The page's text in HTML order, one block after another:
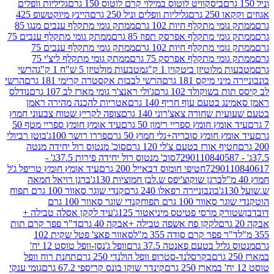
ביסקוויט לוטוס במילוי קרם לוטוס 150 גרם
גליליות וופלים
גרם
גליליות וופלים וניל 250 גרם
היינץ מיוקטשופ 425
מתקלף חיות 102 גרם
ממתק גומי מתקלף ענבים מנגו 85
מתקלף אפרסק תפוז 85 גרם
ממתק גומי מתקלף ענבים 75
מתקלף חיות 102 גרם
ממתק גומי מתקלף ענבים 75
מתקלף אפרסק 75 גרם
ממתק גומי מתקלף ליצ'י 75
ביטקוין 1 ק"ג
מטבעות מולטיזן 5 ש"ח 1 ק"ג
הרשי
מיקס 181 גרם
הרשי לבבות אקסטרה קרימי 181 גרם
הרשי
102 גרם
ג'ולי ראנצ'ר גומי מארז לב 107 גרם
נודלס
עוף חריף 140 גרם
אטריות להכנה מהירה ראמן
שחורה צאצ'רוני 140 גרם
צופה לקריץ שטוח צבעוני חמוץ
חומץ ספריי רימון 50 גרם
עיד אומץ חומץ ספריי מטף 50
חומץ סוכריה+גלי חמוץ 50 גרם
פררו רושר 100ג'
בוטן רביולי
אורז בטעם צ'לי 120 גרם
סוכ' מנטוס רול יחידה מנטה
סוכ' מנטוס רול יחידה פירות 37.5ג' -
חטיפי חומוס דבאייל 200 גרם
עיד אומץ חומץ טריפל ג'ל
ברגן שוקוצ'יפס ש.לבן חמוציות 130ג'
ברגן רויאל חמאה
בונבוניירה רפאלו 240 גרם
קנדי שוגר סאוור 100 גרם תפוח
100 גרם תפוח
קנדי שוגר סאוור 100 גרם
מרסי פטיטס מיניאטור 125ג'
עיד לקקן אסלה טבילה +
לקקן פח אשפה טבילה +אבקה 40 גרם
ד"ר פפר קרם תות
פפר קרם סודה 355 מ"ל
סאוור פאצ' פטל שקית 102
בטעם פאנטה 37.5 גרם
וופל ג'נסן-וופל טוסט 12 יח'
בקרסלנד-סטרופ וופל הולנדי 250 גרם
תחנת רוח וופל
קינדר שוקו בונס קריספי 67.2 גרם
גומי ענקי